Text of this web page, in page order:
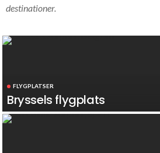
destinationer.
FLYGPLATSER
Bryssels flygplats